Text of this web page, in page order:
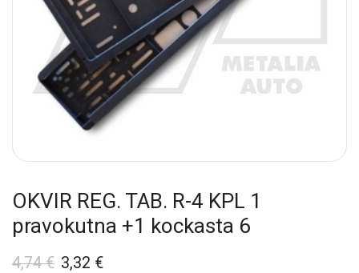
OKVIR REG. TAB. R-4 KPL 1
pravokutna +1 kockasta 6
4,74€ 3,32 €